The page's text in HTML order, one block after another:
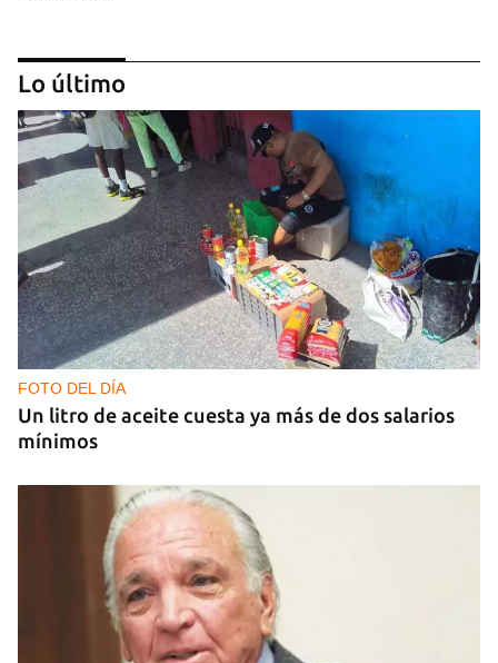
CAJÓN DE SASTRE
Entre espinas nacen flores
Lo último
FOTO DEL DÍA
Un litro de aceite cuesta ya más de dos salarios
mínimos